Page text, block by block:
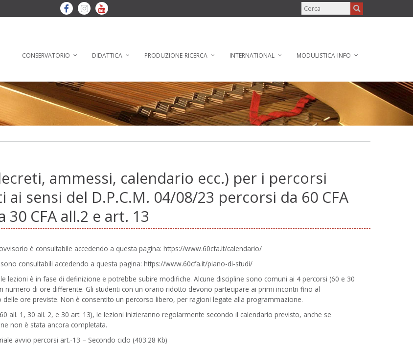
CONSERVATORIO DIDATTICA PRODUZIONE-RICERCA INTERNATIONAL MODULISTICA-INFO
ammessi, calendario ecc.) per i percorsi
ai sensi del D.P.C.M. 04/08/23 percorsi da 60 CFA
30 CFA all.2 e art. 13
è consultabile accedendo a questa pagina: https://www.60cfa.it/calendario/
consultabili accedendo a questa pagina: https://www.60cfa.it/piano-di-studi/
lezioni è in fase di definizione e potrebbe subire modifiche. Alcune discipline sono comuni ai 4 percorsi (60 e 30
numero di ore differente. Gli studenti con un orario ridotto devono partecipare ai primi incontri fino al
delle ore previste. Non è consentito un percorso libero, per ragioni legate alla programmazione.
all. 1, 30 all. 2, e 30 art. 13), le lezioni inizieranno regolarmente secondo il calendario previsto, anche se
non è stata ancora completata.
avvio percorsi art.-13 – Secondo ciclo (403.28 Kb)